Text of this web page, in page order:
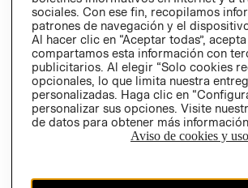
sociales. Con ese fin, recopilamos
patrones de navegación y el
Al hacer clic en “Aceptar todas”,
compartamos esta información con
publicitarios. Al elegir “Solo cookies
opcionales, lo que limita nuestra
personalizadas. Haga clic en
personalizar sus opciones. Visite
de datos para obtener más
Aviso de cookies y